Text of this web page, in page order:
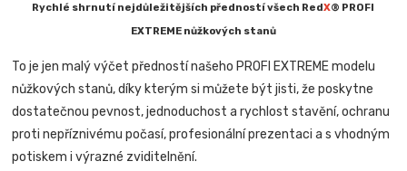
Rychlé shrnutí nejdůležitějších předností všech RedX® PROFI
EXTREME nůžkových stanů
To je jen malý výčet předností našeho PROFI EXTREME modelu
nůžkových stanů, díky kterým si můžete být jisti, že poskytne
dostatečnou pevnost, jednoduchost a rychlost stavění, ochranu
proti nepříznivému počasí, profesionální prezentaci a s vhodným
potiskem i výrazné zviditelnění.